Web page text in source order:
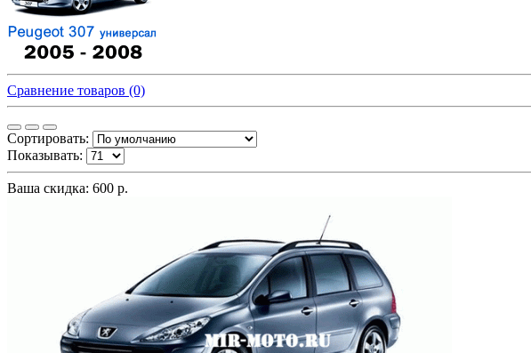
Сравнение товаров (0)
Сортировать:
Показывать:
Ваша скидка: 600 р.